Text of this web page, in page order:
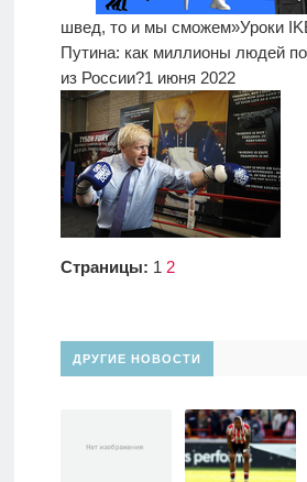
швед, то и мы сможем»Уроки
Путина: как миллионы людей
из России?1 июня 2022
Страницы: 1 2
ДРУГИЕ НОВОСТИ